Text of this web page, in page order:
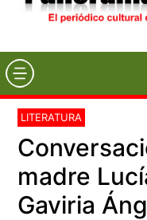
LITERATURA
madre
Gaviria